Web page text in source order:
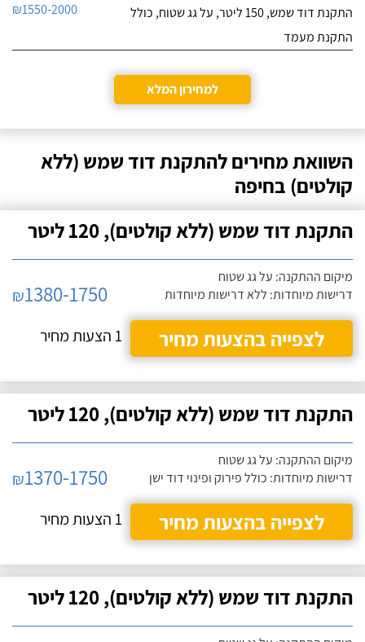
התקנת דוד שמש, 150 ליטר, על גג שטוח, כולל
התקנת מעמד
₪1550-2000
למחירון המלא
השוואת מחירים להתקנת דוד שמש (ללא
קולטים) בחיפה
התקנת דוד שמש (ללא קולטים), 120 ליטר
מיקום ההתקנה: על גג שטוח
דרישות מיוחדות: ללא דרישות מיוחדות
₪1380-1750
לצפייה בהצעות מחיר
1 הצעות מחיר
התקנת דוד שמש (ללא קולטים), 120 ליטר
מיקום ההתקנה: על גג שטוח
דרישות מיוחדות: כולל פירוק ופינוי דוד ישן
₪1370-1750
לצפייה בהצעות מחיר
1 הצעות מחיר
התקנת דוד שמש (ללא קולטים), 120 ליטר